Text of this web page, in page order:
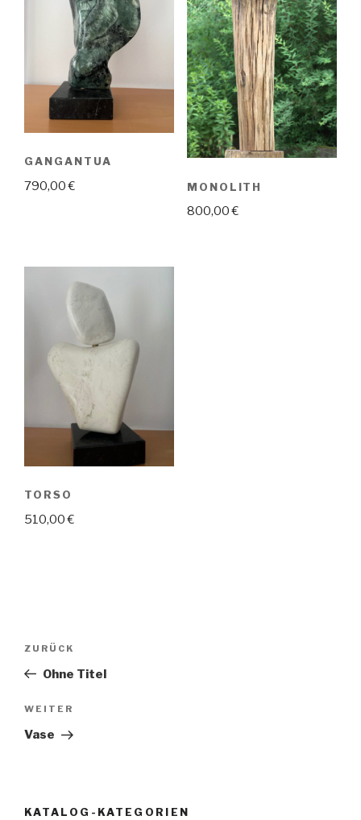
GANGANTUA
790,00€ MONOLITH
800,00€
TORSO
510,00€
Beitragsnavigation
Vorheriger
Beitrag
ZURÜCK
Ohne Titel
Nächster
Beitrag
WEITER
Vase
KATALOG-KATEGORIEN